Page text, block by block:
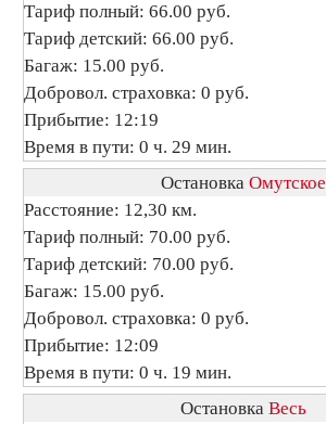
Тариф полный: 66.00 руб.
Тариф детский: 66.00 руб.
Багаж: 15.00 руб.
Добровол. страховка: 0 руб.
Прибытие: 12:19
Время в пути: 0 ч. 29 мин.
Остановка Омутское
Расстояние: 12,30 км.
Тариф полный: 70.00 руб.
Тариф детский: 70.00 руб.
Багаж: 15.00 руб.
Добровол. страховка: 0 руб.
Прибытие: 12:09
Время в пути: 0 ч. 19 мин.
Остановка Весь